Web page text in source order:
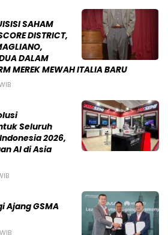
SAHAM
DISTRICT,
DALAM
MEREK MEWAH ITALIA BARU
Seluruh
2026,
AI di Asia
Ajang GSMA